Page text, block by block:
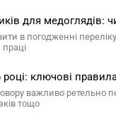
для
в погодженні
ключові
важливо
тощо